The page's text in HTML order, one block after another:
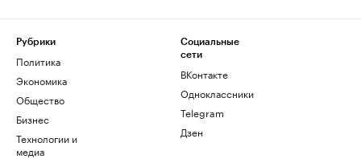
Рубрики
Политика
Экономика
Общество
Бизнес
Технологии и
медиа
Социальные
сети
ВКонтакте
Одноклассники
Telegram
Дзен